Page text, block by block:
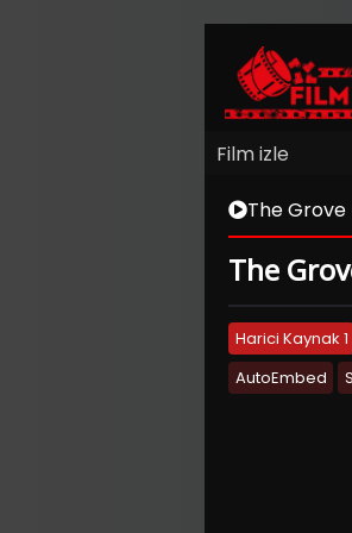
Film izle
The
The
Harici Kaynak 1
AutoEmbed